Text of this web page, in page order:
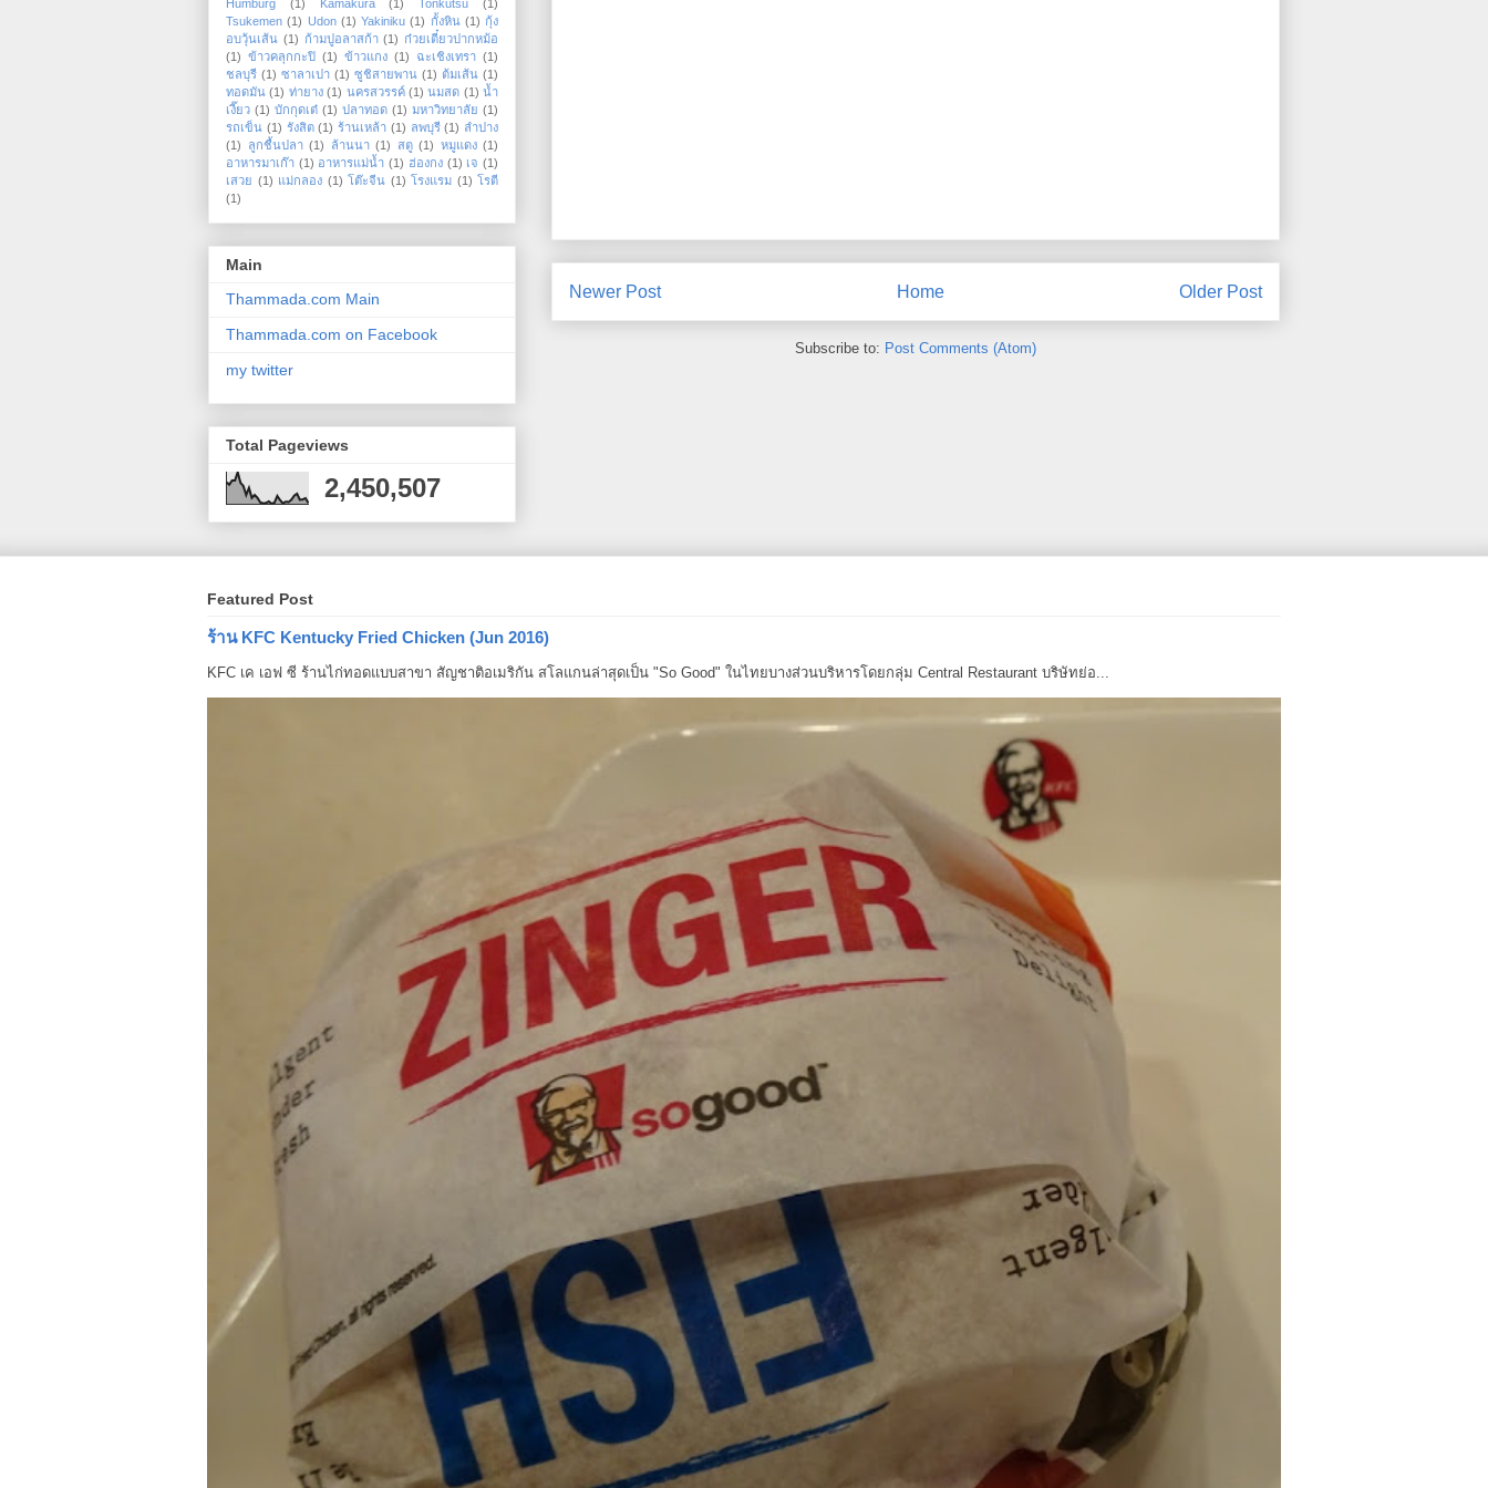
Newer Post Older Post
Home
Subscribe to: Post Comments (Atom)
Humburg (1) Kamakura (1) Tonkutsu
(1)
Tsukemen (1) Udon (1) Yakiniku (1) กั้งหิน (1) กุ้ง
อบวุ้นเส้น (1) ก้ามปูอลาสก้า (1) ก๋วยเตี๋ยวปากหม้อ
(1) ข้าวคลุกกะปิ (1) ข้าวแกง (1) ฉะเชิงเทรา (1)
ชลบุรี (1) ซาลาเปา (1) ซูชิสายพาน (1) ต้มเส้น (1)
ทอดมัน (1) ท่ายาง (1) นครสวรรค์ (1) นมสด (1) น้ำ
เงี๊ยว (1) บักกุดเต๋ (1) ปลาทอด (1) มหาวิทยาลัย (1)
รถเข็น (1) รังสิต (1) ร้านเหล้า (1) ลพบุรี (1) ลำปาง
(1)
ลูกชื้นปลา (1) ล้านนา (1) สตู (1) หมูแดง (1)
อาหารมาเก๊า (1) อาหารแม่น้ำ (1) ฮ่องกง (1) เจ (1)
เสวย (1) แม่กลอง (1) โต๊ะจีน (1) โรงแรม (1) โรตี
(1)
Main
Thammada.com Main
Thammada.com on Facebook
my twitter
Total Pageviews
2,450,507
Featured Post
ร้าน KFC Kentucky Fried Chicken (Jun 2016)
KFC เค เอฟ ซี ร้านไก่ทอดแบบสาขา สัญชาติอเมริกัน สโลแกนล่าสุดเป็น "So Good" ในไทยบางส่วนบริหารโดยกลุ่ม Central Restaurant บริษัทย่อ...